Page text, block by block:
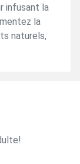
infusant la
la
naturels,